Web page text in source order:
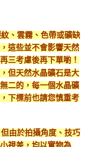
、雲霧、色帶或礦缺
這些並不會影響天然
三考慮後再下單喲！
但天然水晶礦石是大
二的，每一個水晶礦
下標前也請您慎重考
由於拍攝角度、技巧